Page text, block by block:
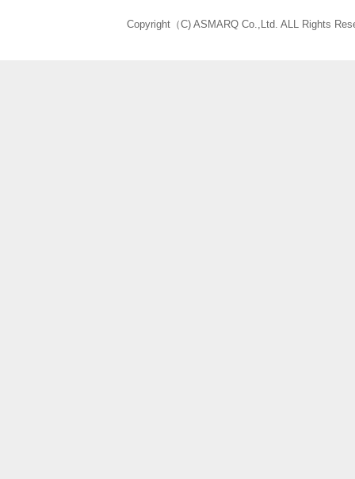
Copyright（C) ASMARQ Co.,Ltd. ALL Rights